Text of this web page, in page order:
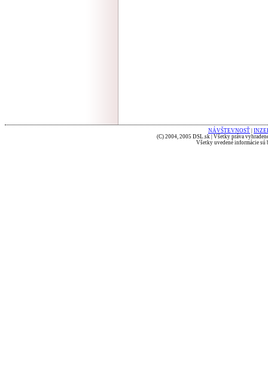
NÁVŠTEVNOSŤ
(C) 2004, 2005 DSL.sk | Všetky práva
Všetky uvedené informácie sú